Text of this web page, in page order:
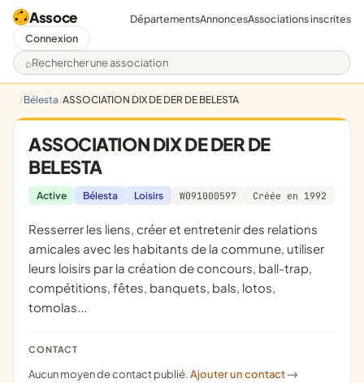
Assoce
Rechercher une association
DépartementsAnnoncesAssociations inscrites
Connexion
Bélesta ASSOCIATION DIX DE DER DE BELESTA
ASSOCIATION DIX DE DER DE
BELESTA
Active Bélesta Loisirs W091000597 Créée en 1992
resserrer les liens, créer et entretenir des relations
amicales avec les habitants de la commune, utiliser
leurs loisirs par la création de concours, ball-trap,
compétitions, fêtes, banquets, bals, lotos,
tomolas...
CONTACT
Aucun moyen de contact publié.Ajouter un contact ->